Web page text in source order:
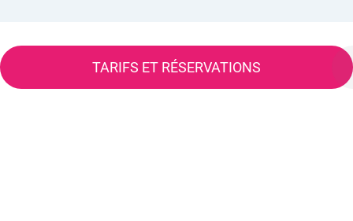
TARIFS ET RÉSERVATIONS